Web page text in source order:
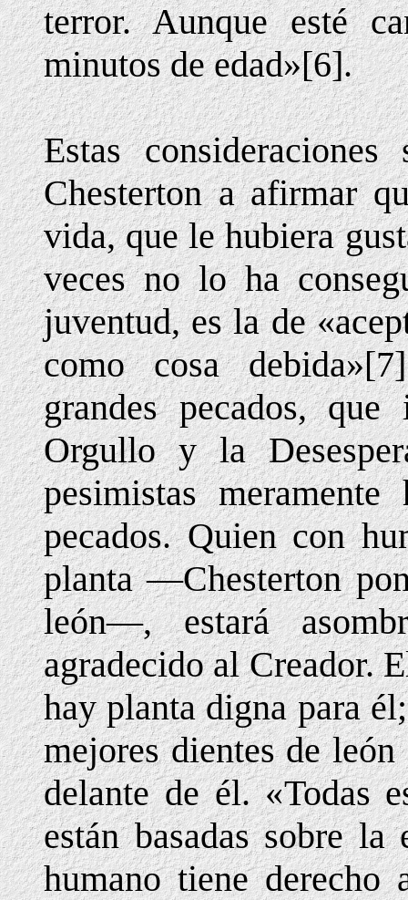
terror. Aunque esté
minutos de edad»[6].
Estas
Chesterton a afirmar
vida, que le hubiera
veces no lo ha
juventud, es la de
como cosa
grandes pecados,
Orgullo y la
pesimistas
pecados. Quien con
planta —Chesterton
león—, estará
agradecido al Creador.
hay planta digna para
mejores dientes de
delante de él. «Todas
están basadas sobre
humano tiene